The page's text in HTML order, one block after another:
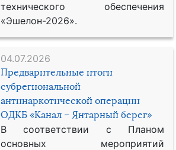
технического обеспечения
«Эшелон-2026».
04.07.2026
Предварительные итоги
субрегиональной
антинаркотической операции
ОДКБ «Канал – Янтарный берег»
В соответствии с Планом
основных мероприятий